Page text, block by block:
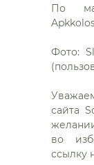
По
Фото:
сайта
во
ссылку